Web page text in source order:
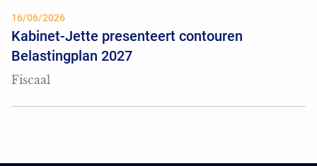
16/06/2026
Kabinet-Jette presenteert contouren
Belastingplan 2027
Fiscaal